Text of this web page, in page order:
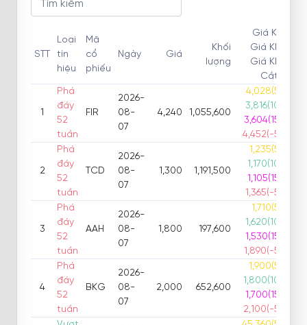
STT
Loại
tín
hiệu
Mã
cổ
phiếu
Ngày Giá
Khối
lượng
Giá KN 1
Giá KN 2
Giá KN 3
Cắt lỗ
1
Phá
đáy
52
tuần
FIR
2026-
08-
07
4,240 1,055,600
4,028(5%)
3,816(10%)
3,604(15%)
4,452(-5%)
2
Phá
đáy
52
tuần
TCD
2026-
08-
07
1,300 1,191,500
1,235(5%)
1,170(10%)
1,105(15%)
1,365(-5%)
3
Phá
đáy
52
tuần
AAH
2026-
08-
07
1,800 197,600
1,710(5%)
1,620(10%)
1,530(15%)
1,890(-5%)
4
Phá
đáy
52
tuần
BKG
2026-
08-
07
2,000 652,600
1,900(5%)
1,800(10%)
1,700(15%)
2,100(-5%)